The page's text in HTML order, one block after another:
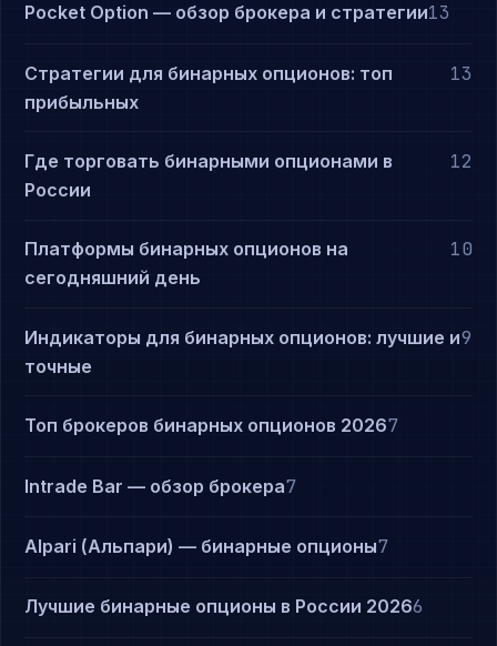
Pocket Option — обзор брокера и стратегии13
Стратегии для бинарных опционов: топ
прибыльных
13
Где торговать бинарными опционами в
России
12
Платформы бинарных опционов на
сегодняшний день
10
Индикаторы для бинарных опционов: лучшие и
точные
9
Топ брокеров бинарных опционов 20267
Intrade Bar — обзор брокера7
Alpari (Альпари) — бинарные опционы7
Лучшие бинарные опционы в России 20266